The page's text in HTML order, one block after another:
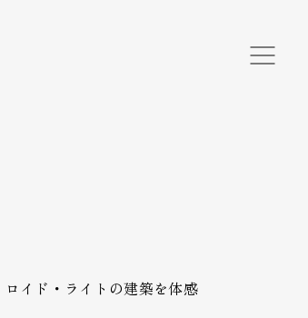
イド・ライトの建築を体感